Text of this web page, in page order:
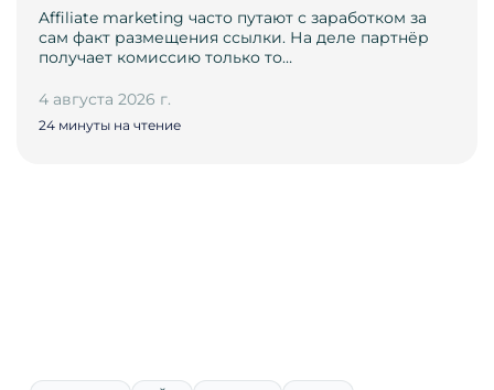
Affiliate marketing часто путают с заработком за
сам факт размещения ссылки. На деле партнёр
получает комиссию только то…
4 августа 2026 г.
24 минуты на чтение